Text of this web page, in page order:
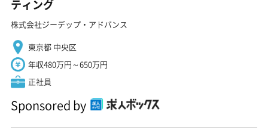
ティング
株式会社ジーデップ・アドバンス
東京都 中央区
年収480万円～650万円
正社員
Sponsored by